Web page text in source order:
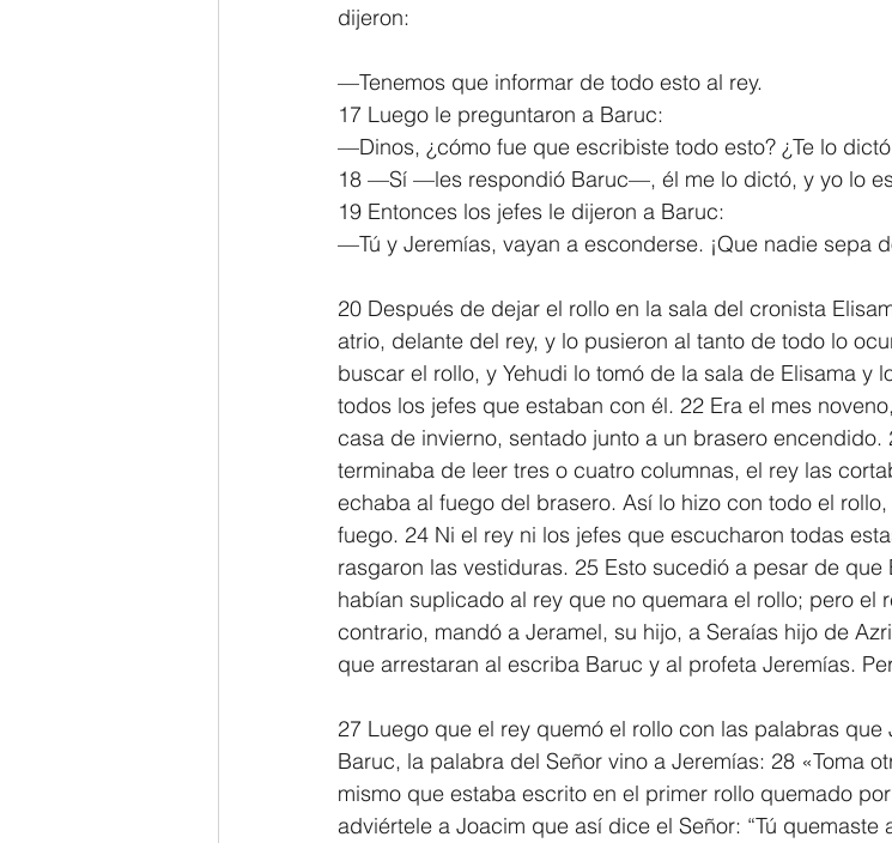
dijeron:
—Tenemos que informar de todo esto al rey.
17 Luego le preguntaron a Baruc:
—Dinos, ¿cómo fue que escribiste todo esto? ¿Te lo
18 —Sí —les respondió Baruc—, él me lo dictó, y yo lo
19 Entonces los jefes le dijeron a Baruc:
—Tú y Jeremías, vayan a esconderse. ¡Que nadie sepa
20 Después de dejar el rollo en la sala del cronista
atrio, delante del rey, y lo pusieron al tanto de todo lo
buscar el rollo, y Yehudi lo tomó de la sala de Elisama y
todos los jefes que estaban con él. 22 Era el mes
casa de invierno, sentado junto a un brasero encendido.
terminaba de leer tres o cuatro columnas, el rey las
echaba al fuego del brasero. Así lo hizo con todo el
fuego. 24 Ni el rey ni los jefes que escucharon todas
rasgaron las vestiduras. 25 Esto sucedió a pesar de que
habían suplicado al rey que no quemara el rollo; pero el
contrario, mandó a Jeramel, su hijo, a Seraías hijo de
que arrestaran al escriba Baruc y al profeta Jeremías.
27 Luego que el rey quemó el rollo con las palabras
Baruc, la palabra del Señor vino a Jeremías: 28 «Toma
mismo que estaba escrito en el primer rollo quemado
adviértele a Joacim que así dice el Señor: “Tú quemaste